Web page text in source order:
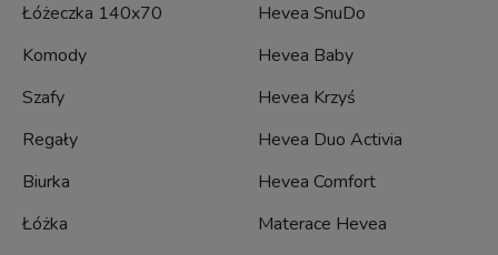
Łóżeczka 140x70
Komody
Szafy
Regały
Biurka
Łóżka
Hevea SnuDo
Hevea Baby
Hevea Krzyś
Hevea Duo Activia
Hevea Comfort
Materace Hevea